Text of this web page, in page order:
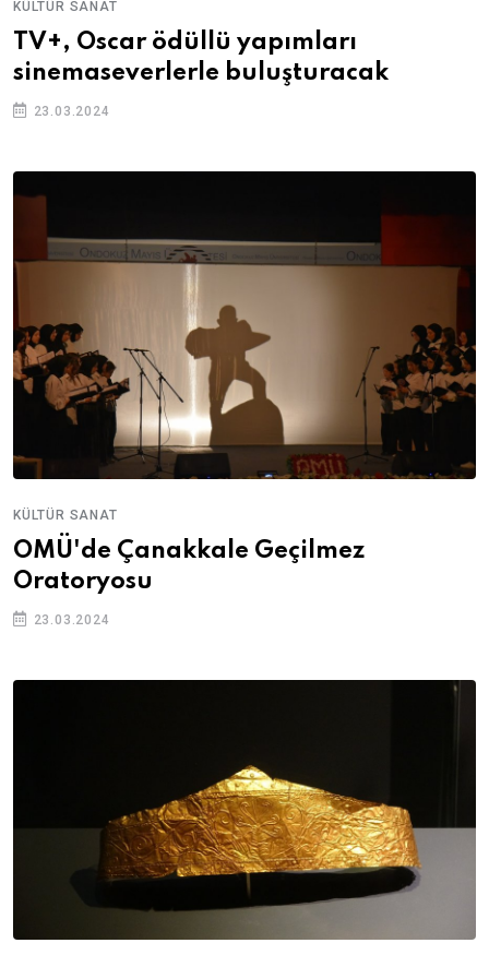
KÜLTÜR SANAT
TV+, Oscar ödüllü yapımları
sinemaseverlerle buluşturacak
23.03.2024
KÜLTÜR SANAT
OMÜ'de Çanakkale Geçilmez
Oratoryosu
23.03.2024